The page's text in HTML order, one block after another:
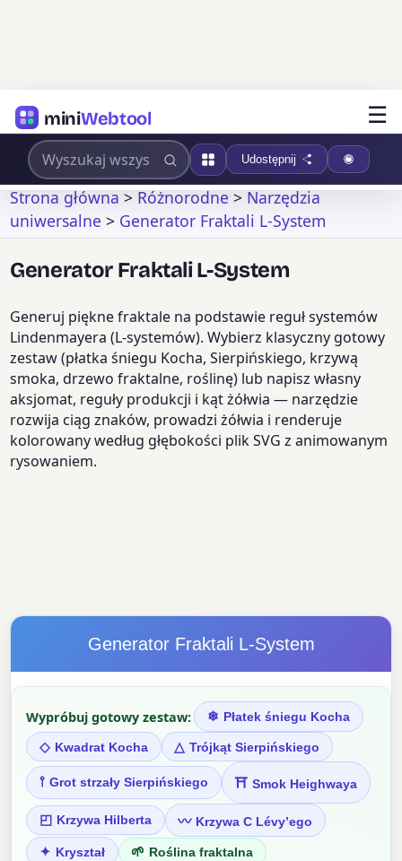
miniWebtool ☰
Udostępnij
Strona główna>Różnorodne>Narzędzia
uniwersalne > Generator Fraktali L-System
Generator Fraktali L-System
Generuj piękne fraktale na podstawie reguł systemów
Lindenmayera (L-systemów). Wybierz klasyczny gotowy
zestaw (płatka śniegu Kocha, Sierpińskiego, krzywą
smoka, drzewo fraktalne, roślinę) lub napisz własny
aksjomat, reguły produkcji i kąt żółwia — narzędzie
rozwija ciąg znaków, prowadzi żółwia i renderuje
kolorowany według głębokości plik SVG z animowanym
rysowaniem.
Generator Fraktali L-System
Wypróbuj gotowy zestaw: ❄ Płatek śniegu Kocha
◇ Kwadrat Kocha △ Trójkąt Sierpińskiego
⫯ Grot strzały Sierpińskiego ⛩ Smok Heighwaya
◰ Krzywa Hilberta 〰 Krzywa C Lévy’ego
✦ Kryształ 🌱 Roślina fraktalna